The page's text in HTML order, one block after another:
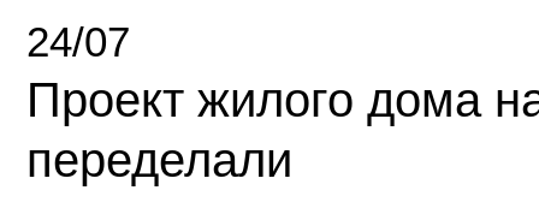
24/07
Проект жилого дома
переделали